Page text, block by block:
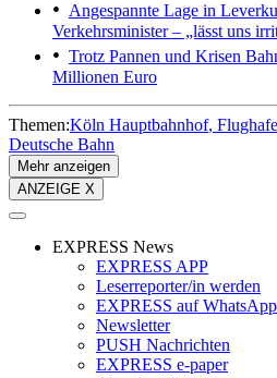
Angespannte Lage in
Verkehrsminister – „lässt uns
Trotz Pannen und Krisen
Millionen Euro
Themen:Köln Hauptbahnhof
Deutsche Bahn
Mehr anzeigen
ANZEIGE X
EXPRESS News
EXPRESS APP
Leserreporter/in werden
EXPRESS auf WhatsApp
Newsletter
PUSH Nachrichten
EXPRESS e-paper